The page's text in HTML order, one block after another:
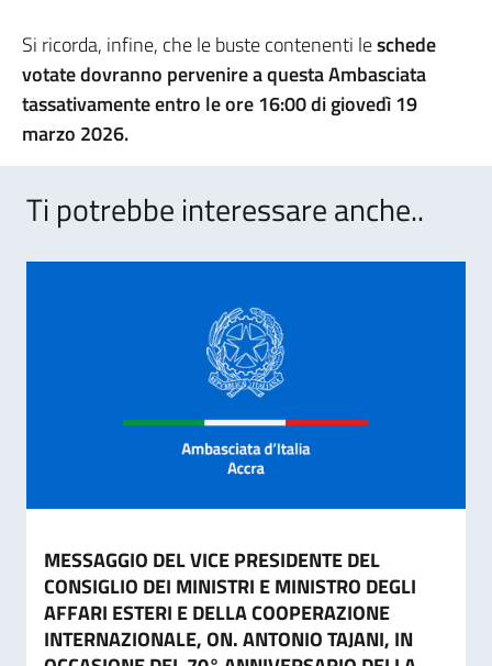
Si ricorda, infine, che le buste contenenti leschede
votate dovranno pervenire a questa Ambasciata
tassativamente entro le ore 16:00 di giovedì 19
marzo 2026.
Ti potrebbe interessare anche..
MESSAGGIO DEL VICE PRESIDENTE DEL
CONSIGLIO DEI MINISTRI E MINISTRO DEGLI
AFFARI ESTERI E DELLA COOPERAZIONE
INTERNAZIONALE, ON. ANTONIO TAJANI, IN